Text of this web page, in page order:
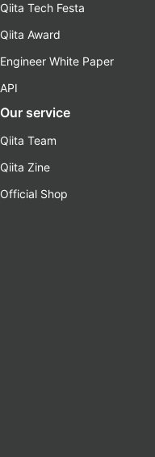
Qiita Tech Festa
Qiita Award
Engineer White Paper
API
Our service
Qiita Team
Qiita Zine
Official Shop